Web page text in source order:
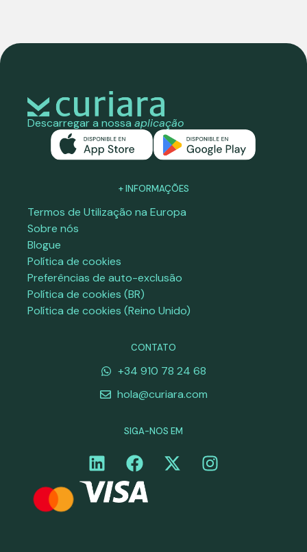
Descarregar a nossa aplicação
+ INFORMAÇÕES
Termos de Utilização na Europa
Sobre nós
Blogue
Política de cookies
Preferências de auto-exclusão
Política de cookies (BR)
Política de cookies (Reino Unido)
CONTATO
+34 910 78 24 68
hola@curiara.com
SIGA-NOS EM